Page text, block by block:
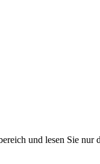
und lesen Sie nur